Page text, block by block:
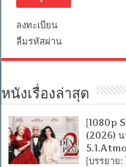
ลงทะเบียน
ลืมรหัสผ่าน
หนังเรื่องล่าสุด
[1080p
(2026) น
[บรรยาย